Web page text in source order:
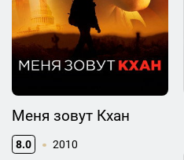
Меня зовут Кхан
8.0 2010